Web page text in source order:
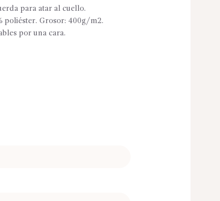
para atar al cuello.
poliéster. Grosor: 400g/m2.
por una cara.